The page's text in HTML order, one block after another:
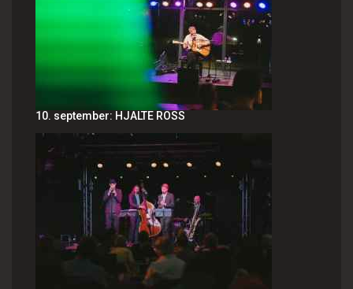
10. september: HJALTE ROSS